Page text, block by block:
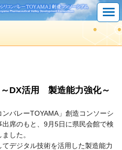
～DX活用 製造能力強化～
ンバレーTOYAMA」創造コンソーシ
出席のもと、9月5日に県民会館で検
した。
デジタル技術を活用した製造能力